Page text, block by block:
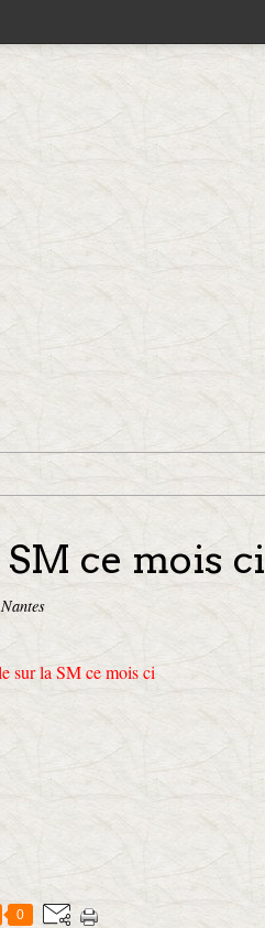
ce mois ci
0